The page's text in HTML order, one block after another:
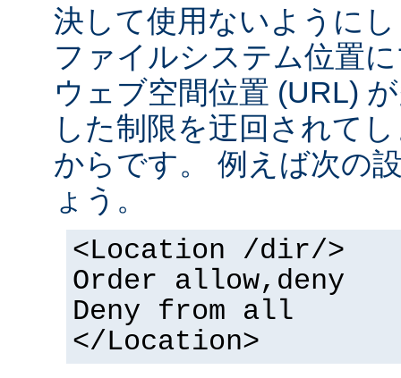
決して使用ないように
ファイルシステム位置
ウェブ空間位置 (URL)
した制限を迂回されて
からです。 例えば次の
ょう。
<Location /dir/>
Order allow,deny
Deny from all
</Location>